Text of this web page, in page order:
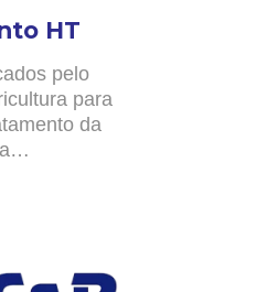
HT
pelo
para
da